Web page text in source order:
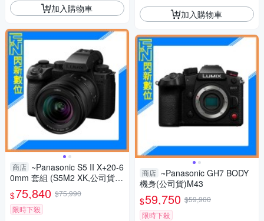
加入購物車
商店 ~Panasonic S5 II X+20-6
0mm 套組 (S5M2 XK,公司貨)
S5IIXK
$75,840 $75,990
限時下殺
加入購物車
商店 ~Panasonic GH7 BODY
機身(公司貨)M43
$59,750 $59,900
限時下殺